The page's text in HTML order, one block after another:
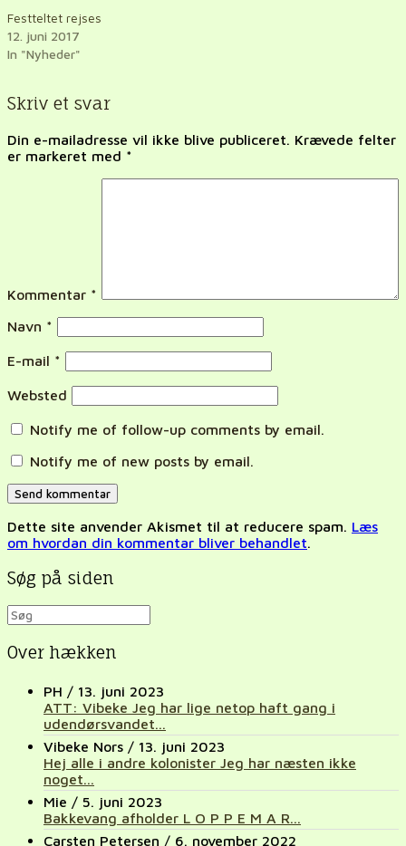
Festteltet rejses
12. juni 2017
In "Nyheder"
Skriv et svar
Din e-mailadresse vil ikke blive publiceret. Krævede felter
er markeret med *
Kommentar *
Navn *
E-mail *
Websted
Notify me of follow-up comments by email.
Notify me of new posts by email.
Dette site anvender Akismet til at reducere spam. Læs
om hvordan din kommentar bliver behandlet.
Søg på siden
Over hækken
PH / 13. juni 2023
ATT: Vibeke Jeg har lige netop haft gang i
udendørsvandet...
Vibeke Nors / 13. juni 2023
Hej alle i andre kolonister Jeg har næsten ikke
noget...
Mie / 5. juni 2023
Bakkevang afholder L O P P E M A R...
Carsten Petersen / 6. november 2022